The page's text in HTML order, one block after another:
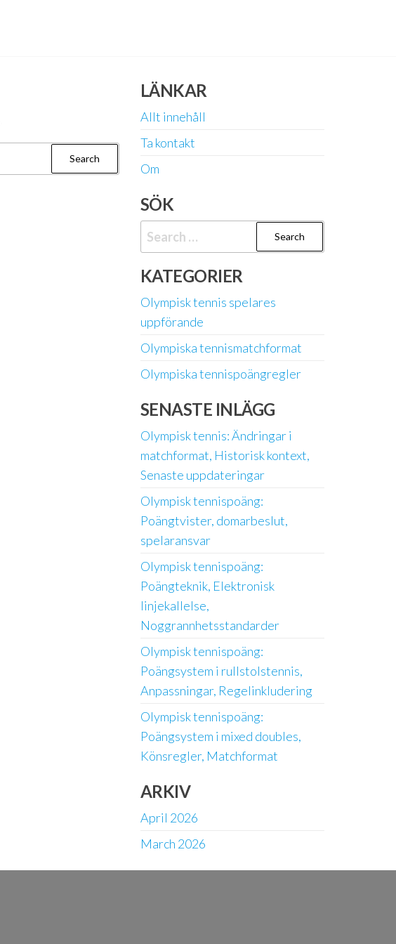
LÄNKAR
Allt innehåll
Ta kontakt
Om
SÖK
Search
for:
KATEGORIER
Olympisk tennis spelares
uppförande
Olympiska tennismatchformat
Olympiska tennispoängregler
SENASTE INLÄGG
Olympisk tennis: Ändringar i
matchformat, Historisk kontext,
Senaste uppdateringar
Olympisk tennispoäng:
Poängtvister, domarbeslut,
spelaransvar
Olympisk tennispoäng:
Poängteknik, Elektronisk
linjekallelse,
Noggrannhetsstandarder
Olympisk tennispoäng:
Poängsystem i rullstolstennis,
Anpassningar, Regelinkludering
Olympisk tennispoäng:
Poängsystem i mixed doubles,
Könsregler, Matchformat
ARKIV
April 2026
March 2026